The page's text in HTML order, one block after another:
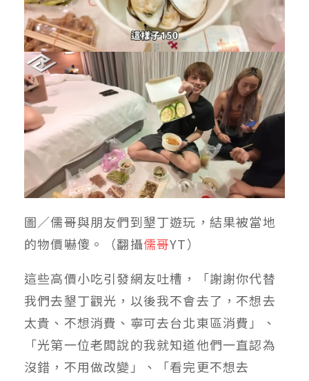
圖／儒哥與朋友們到墾丁遊玩，結果被當地
的物價嚇傻。（翻攝儒哥YT）
這些高價小吃引發網友吐槽，「謝謝你代替
我們去墾丁觀光，以後我不會去了，不想去
太貴、不想消費、寧可去台北東區消費」、
「光第一位老闆說的我就知道他們一直認為
沒錯，不用做改變」、「看完更不想去